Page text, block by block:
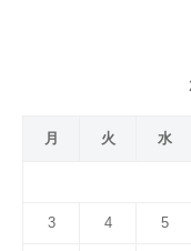
月 火 水
3 4 5